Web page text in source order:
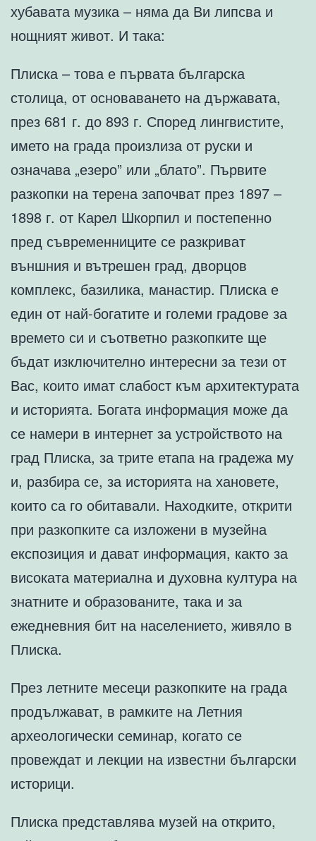
хубавата музика – няма да Ви липсва и
нощният живот. И така:
Плиска – това е първата българска
столица, от основаването на държавата,
през 681 г. до 893 г. Според лингвистите,
името на града произлиза от руски и
означава „езеро” или „блато”. Първите
разкопки на терена започват през 1897 –
1898 г. от Карел Шкорпил и постепенно
пред съвременниците се разкриват
външния и вътрешен град, дворцов
комплекс, базилика, манастир. Плиска е
един от най-богатите и големи градове за
времето си и съответно разкопките ще
бъдат изключително интересни за тези от
Вас, които имат слабост към архитектурата
и историята. Богата информация може да
се намери в интернет за устройството на
град Плиска, за трите етапа на градежа му
и, разбира се, за историята на хановете,
които са го обитавали. Находките, открити
при разкопките са изложени в музейна
експозиция и дават информация, както за
високата материална и духовна култура на
знатните и образованите, така и за
ежедневния бит на населението, живяло в
Плиска.
През летните месеци разкопките на града
продължават, в рамките на Летния
археологически семинар, когато се
провеждат и лекции на известни български
историци.
Плиска представлява музей на открито,